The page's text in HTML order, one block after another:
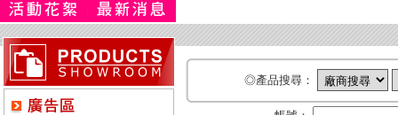
◎產品搜尋：